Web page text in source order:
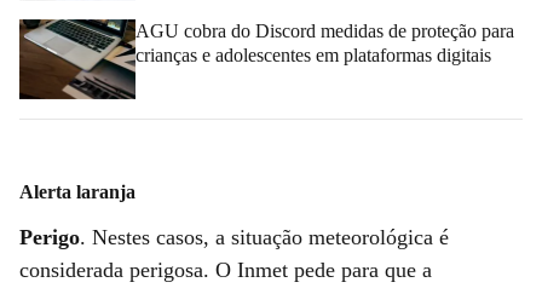
AGU cobra do Discord medidas de proteção para
crianças e adolescentes em plataformas digitais
Alerta laranja
Perigo. Nestes casos, a situação meteorológica é
considerada perigosa. O Inmet pede para que a